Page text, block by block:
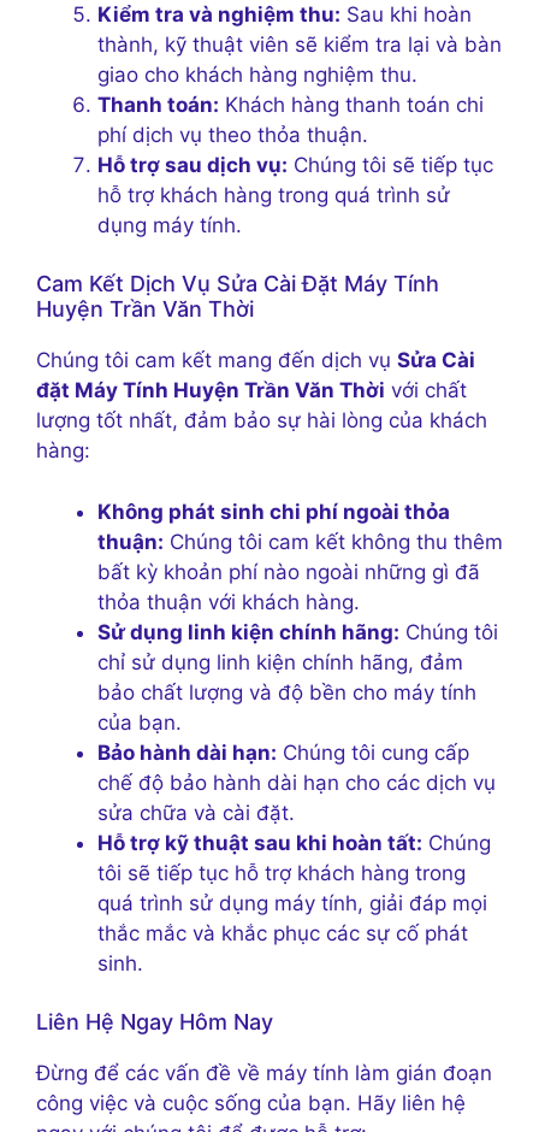
Kiểm tra và nghiệm thu: Sau khi hoàn
thành, kỹ thuật viên sẽ kiểm tra lại và bàn
giao cho khách hàng nghiệm thu.
Thanh toán: Khách hàng thanh toán chi
phí dịch vụ theo thỏa thuận.
Hỗ trợ sau dịch vụ: Chúng tôi sẽ tiếp tục
hỗ trợ khách hàng trong quá trình sử
dụng máy tính.
Cam Kết Dịch Vụ Sửa Cài Đặt Máy Tính
Huyện Trần Văn Thời
Chúng tôi cam kết mang đến dịch vụ Sửa Cài
đặt Máy Tính Huyện Trần Văn Thời với chất
lượng tốt nhất, đảm bảo sự hài lòng của khách
hàng:
Không phát sinh chi phí ngoài thỏa
thuận: Chúng tôi cam kết không thu thêm
bất kỳ khoản phí nào ngoài những gì đã
thỏa thuận với khách hàng.
Sử dụng linh kiện chính hãng: Chúng tôi
chỉ sử dụng linh kiện chính hãng, đảm
bảo chất lượng và độ bền cho máy tính
của bạn.
Bảo hành dài hạn: Chúng tôi cung cấp
chế độ bảo hành dài hạn cho các dịch vụ
sửa chữa và cài đặt.
Hỗ trợ kỹ thuật sau khi hoàn tất: Chúng
tôi sẽ tiếp tục hỗ trợ khách hàng trong
quá trình sử dụng máy tính, giải đáp mọi
thắc mắc và khắc phục các sự cố phát
sinh.
Liên Hệ Ngay Hôm Nay
Đừng để các vấn đề về máy tính làm gián đoạn
công việc và cuộc sống của bạn. Hãy liên hệ